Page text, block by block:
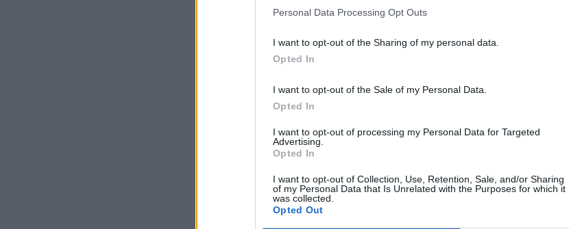
Personal Data Processing Opt Outs
I want to opt-out of the Sharing of my personal data.
Opted In
I want to opt-out of the Sale of my Personal Data.
Opted In
I want to opt-out of processing my Personal Data for Targeted
Advertising.
Opted In
I want to opt-out of Collection, Use, Retention, Sale, and/or Sharing
of my Personal Data that Is Unrelated with the Purposes for which it
was collected.
Opted Out